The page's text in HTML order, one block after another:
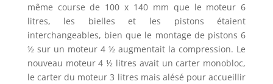
même course de 100 x 140 mm que le moteur 6
litres, les bielles et les pistons étaient
interchangeables, bien que le montage de pistons 6
½ sur un moteur 4 ½ augmentait la compression. Le
nouveau moteur 4 ½ litres avait un carter monobloc,
le carter du moteur 3 litres mais alésé pour accueillir